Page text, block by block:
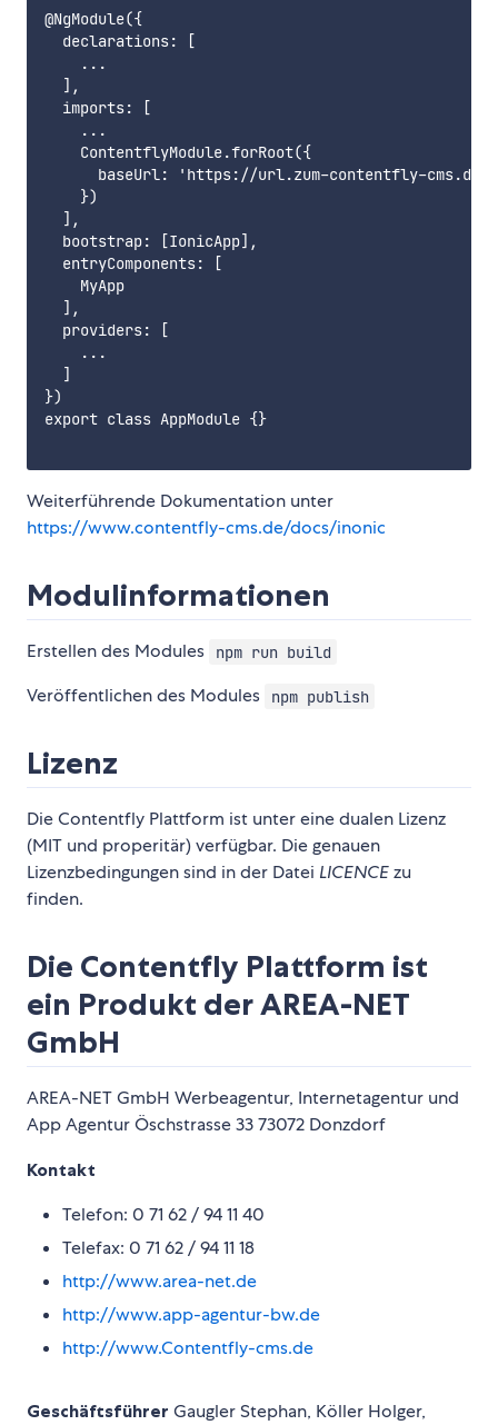
@NgModule({
  declarations: [
    ...
  ],
  imports: [
    ...
    ContentflyModule.forRoot({
      baseUrl: 'https://url.zum-contentfly-cms.de/'
    })
  ],
  bootstrap: [IonicApp],
  entryComponents: [
    MyApp
  ],
  providers: [
    ...
  ]
})
export class AppModule {}
Weiterführende Dokumentation unter
https://www.contentfly-cms.de/docs/inonic
Modulinformationen
Erstellen des Modules npm run build
Veröffentlichen des Modules npm publish
Lizenz
Die Contentfly Plattform ist unter eine dualen Lizenz
(MIT und properitär) verfügbar. Die genauen
Lizenzbedingungen sind in der Datei LICENCEzu
finden.
Die Contentfly Plattform ist
ein Produkt der AREA-NET
GmbH
AREA-NET GmbH Werbeagentur, Internetagentur und
App Agentur Öschstrasse 33 73072 Donzdorf
Kontakt
Telefon: 0 71 62 / 94 11 40
Telefax: 0 71 62 / 94 11 18
http://www.area-net.de
http://www.app-agentur-bw.de
http://www.Contentfly-cms.de
Geschäftsführer Gaugler Stephan, Köller Holger,